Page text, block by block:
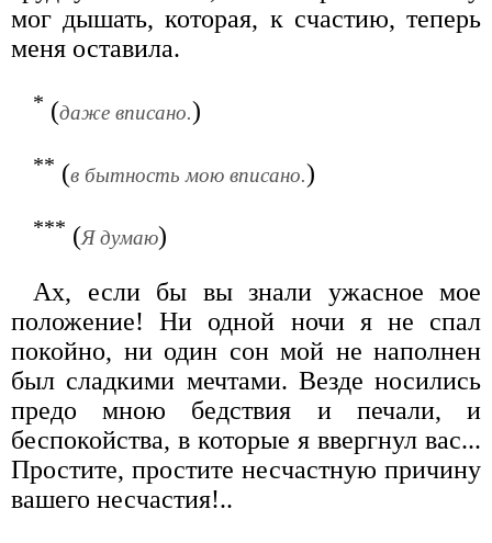
мог дышать, которая, к счастию, теперь
меня оставила.
* (даже вписано.)
** (в бытность мою вписано.)
*** (Я думаю)
Ах, если бы вы знали ужасное мое
положение! Ни одной ночи я не спал
покойно, ни один сон мой не наполнен
был сладкими мечтами. Везде носились
предо мною бедствия и печали, и
беспокойства, в которые я ввергнул вас...
Простите, простите несчастную причину
вашего несчастия!..